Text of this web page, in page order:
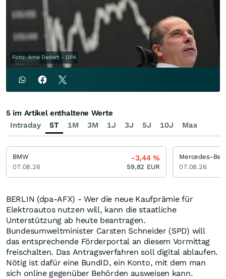
Foto: Arne Dedert - DPA
BERLIN (dpa-AFX) - Wer die neue Kaufprämie für
Elektroautos nutzen will, kann die staatliche
Unterstützung ab heute beantragen.
Bundesumweltminister Carsten Schneider (SPD) will
das entsprechende Förderportal an diesem Vormittag
freischalten. Das Antragsverfahren soll digital ablaufen.
Nötig ist dafür eine BundID, ein Konto, mit dem man
sich online gegenüber Behörden ausweisen kann.
Intraday 5T 1M 3M 1J 3J 5J 10J Max
5 im Artikel enthaltene Werte
BMW
07.08.26
-3,44%
59,82 EUR
Mercedes-
07.08.26